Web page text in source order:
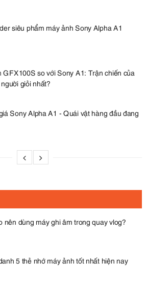
siêu phẩm máy ảnh Sony Alpha A1
GFX100S so với Sony A1: Trận chiến của
giỏi nhất?
Sony Alpha A1 - Quái vật hàng đầu đang
nên dùng máy ghi âm trong quay vlog?
5 thẻ nhớ máy ảnh tốt nhất hiện nay